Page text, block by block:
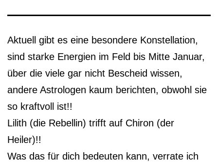
Aktuell gibt es eine besondere Konstellation,
sind starke Energien im Feld bis Mitte Januar,
über die viele gar nicht Bescheid wissen,
andere Astrologen kaum berichten, obwohl sie
so kraftvoll ist!!
Lilith (die Rebellin) trifft auf Chiron (der
Heiler)!!
Was das für dich bedeuten kann, verrate ich